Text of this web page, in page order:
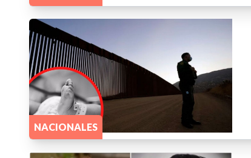
NACIONALES